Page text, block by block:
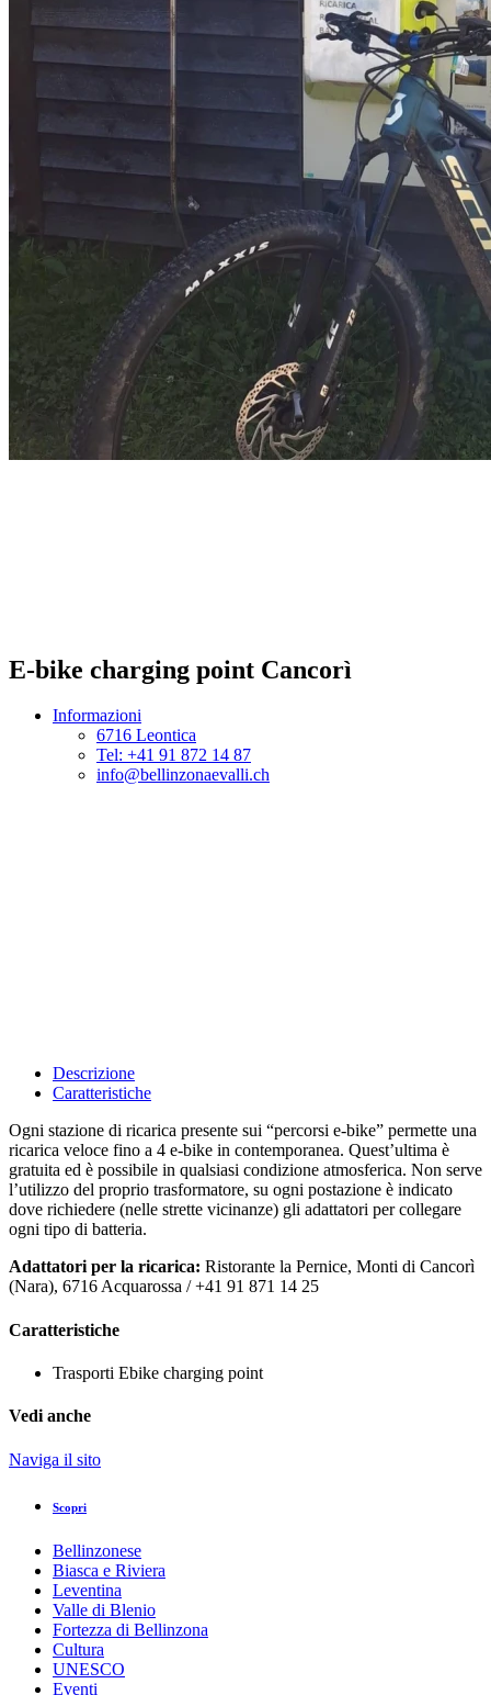
E-bike charging point Cancorì
Informazioni
6716 Leontica
Tel: +41 91 872 14 87
info@bellinzonaevalli.ch
Descrizione
Caratteristiche
Ogni stazione di ricarica presente sui “percorsi e-bike” permette una
ricarica veloce fino a 4 e-bike in contemporanea. Quest’ultima è
gratuita ed è possibile in qualsiasi condizione atmosferica. Non serve
l’utilizzo del proprio trasformatore, su ogni postazione è indicato
dove richiedere (nelle strette vicinanze) gli adattatori per collegare
ogni tipo di batteria.
Adattatori per la ricarica: Ristorante la Pernice, Monti di Cancorì
(Nara), 6716 Acquarossa / +41 91 871 14 25
Caratteristiche
Trasporti Ebike charging point
Vedi anche
Naviga il sito
Scopri
Bellinzonese
Biasca e Riviera
Leventina
Valle di Blenio
Fortezza di Bellinzona
Cultura
UNESCO
Eventi